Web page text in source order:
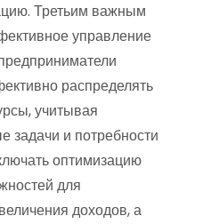
Третьим важным
управление
распределять
учитывая
задачи и потребности
оптимизацию
для
доходов, а